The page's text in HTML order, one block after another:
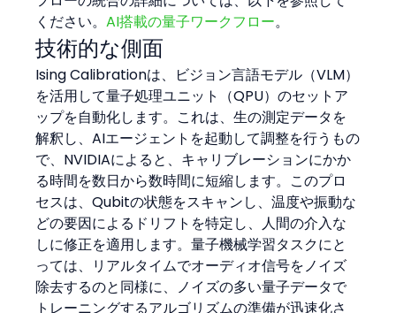
ください。AI搭載の量子ワークフロー。
技術的な側面
Ising Calibrationは、ビジョン言語モデル（VLM）
を活用して量子処理ユニット（QPU）のセットア
ップを自動化します。これは、生の測定データを
解釈し、AIエージェントを起動して調整を行うもの
で、NVIDIAによると、キャリブレーションにかか
る時間を数日から数時間に短縮します。このプロ
セスは、Qubitの状態をスキャンし、温度や振動な
どの要因によるドリフトを特定し、人間の介入な
しに修正を適用します。量子機械学習タスクにと
っては、リアルタイムでオーディオ信号をノイズ
除去するのと同様に、ノイズの多い量子データで
トレーニングするアルゴリズムの準備が迅速化さ